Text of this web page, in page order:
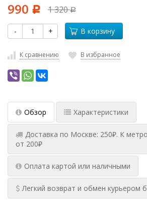
990 Р 1 320Р
- + В корзину
К сравнению В избранное
Обзор Характеристики
Доставка по Москве: 250₽. К
от 200₽
Оплата картой или наличными
Легкий возврат и обмен курьером